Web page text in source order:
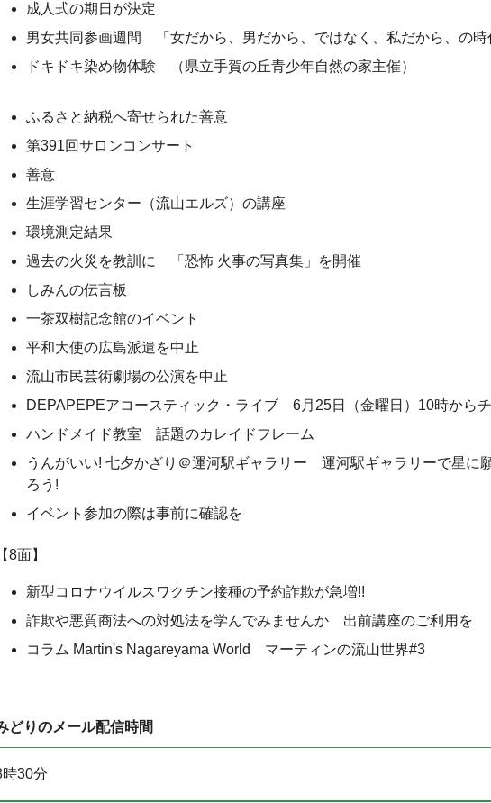
成人式の期日が決定
男女共同参画週間 「女だから、男だから、ではなく、私だから、の時
ドキドキ染め物体験 （県立手賀の丘青少年自然の家主催）
ふるさと納税へ寄せられた善意
第391回サロンコンサート
善意
生涯学習センター（流山エルズ）の講座
環境測定結果
過去の火災を教訓に 「恐怖 火事の写真集」を開催
しみんの伝言板
一茶双樹記念館のイベント
平和大使の広島派遣を中止
流山市民芸術劇場の公演を中止
DEPAPEPEアコースティック・ライブ 6月25日（金曜日）10時から
ハンドメイド教室 話題のカレイドフレーム
うんがいい! 七夕かざり＠運河駅ギャラリー 運河駅ギャラリーで星に
ろう!
イベント参加の際は事前に確認を
【8面】
新型コロナウイルスワクチン接種の予約詐欺が急増!!
詐欺や悪質商法への対処法を学んでみませんか 出前講座のご利用を
コラム Martin's Nagareyama World マーティンの流山世界#3
どりのメール配信時間
時30分